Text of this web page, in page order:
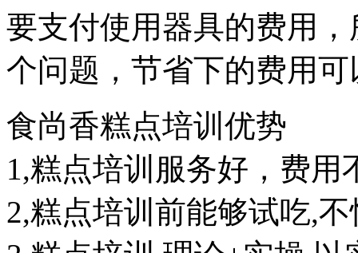
要支付使用器具的费用
个问题，节省下的费用
食尚香糕点培训优势
1,糕点培训服务好，费用
2,糕点培训前能够试吃,